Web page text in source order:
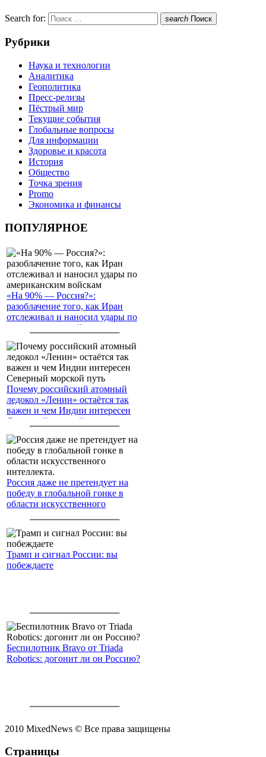
Search for: search Поиск
Рубрики
Наука и технологии
Аналитика
Геополитика
Пресс-релизы
Пёстрый мир
Текущие события
Глобальные вопросы
Для информации
Здоровье и красота
История
Общество
Точка зрения
Promo
Экономика и финансы
ПОПУЛЯРНОЕ
«На 90% — Россия?»:
разоблачение того, как Иран
отслеживал и наносил удары по
американским войскам
Почему российский атомный
ледокол «Ленин» остаётся так
важен и чем Индии интересен
Северный морской путь
Россия даже не претендует на
победу в глобальной гонке в
области искусственного
Трамп и сигнал России: вы
побеждаете
Беспилотник Bravo от Triada
Robotics: догонит ли он Россию?
2010 MixedNews © Все права защищены
Страницы